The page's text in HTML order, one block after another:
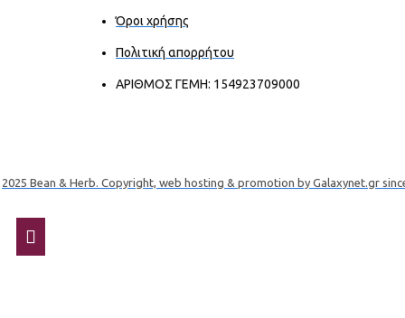
Όροι χρήσης
Πολιτική απορρήτου
ΑΡΙΘΜΟΣ ΓΕΜΗ: 154923709000
2025 Bean & Herb. Copyright, web hosting & promotion by Galaxynet.gr